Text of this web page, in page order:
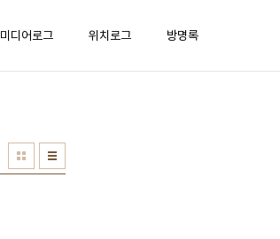
미디어로그 위치로그 방명록